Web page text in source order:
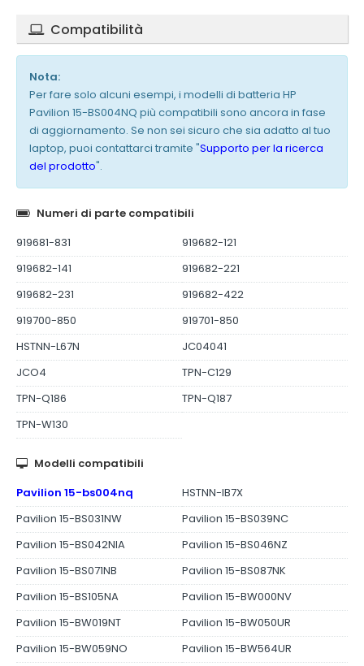
Compatibilità
Nota:
Per fare solo alcuni esempi, i modelli di batteria HP
Pavilion 15-BS004NQ più compatibili sono ancora in fase
di aggiornamento. Se non sei sicuro che sia adatto al tuo
laptop, puoi contattarci tramite "Supporto per la ricerca
del prodotto".
Numeri di parte compatibili
919681-831
919682-121
919682-141
919682-221
919682-231
919682-422
919700-850
919701-850
HSTNN-L67N
JC04041
JCO4
TPN-C129
TPN-Q186
TPN-Q187
TPN-W130
Modelli compatibili
Pavilion 15-bs004nq
HSTNN-IB7X
Pavilion 15-BS031NW
Pavilion 15-BS039NC
Pavilion 15-BS042NIA
Pavilion 15-BS046NZ
Pavilion 15-BS071NB
Pavilion 15-BS087NK
Pavilion 15-BS105NA
Pavilion 15-BW000NV
Pavilion 15-BW019NT
Pavilion 15-BW050UR
Pavilion 15-BW059NO
Pavilion 15-BW564UR